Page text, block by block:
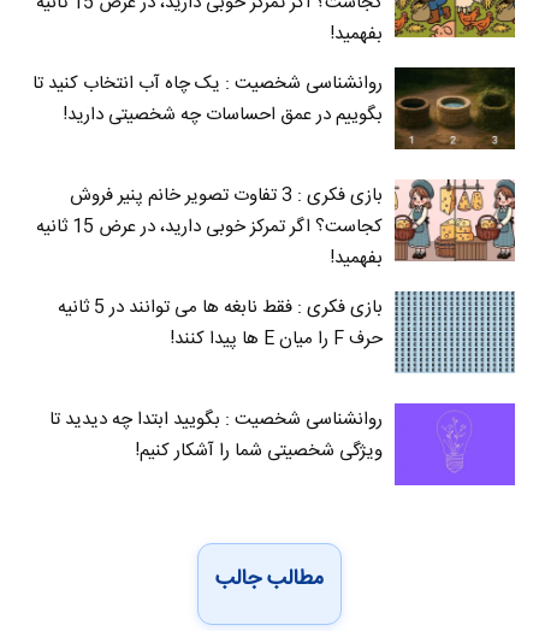
بفهمید!
روانشناسی شخصیت : یک چاه آب انتخاب کنید تا
بگوییم در عمق احساسات چه شخصیتی دارید!
بازی فکری : 3 تفاوت تصویر خانم پنیر فروش
کجاست؟ اگر تمرکز خوبی دارید، در عرض 15 ثانیه
بفهمید!
بازی فکری : فقط نابغه ها می توانند در 5 ثانیه
حرف F را میان E‌ ها پیدا کنند!
روانشناسی شخصیت : بگویید ابتدا چه دیدید تا
ویژگی شخصیتی شما را آشکار کنیم!
مطالب جالب